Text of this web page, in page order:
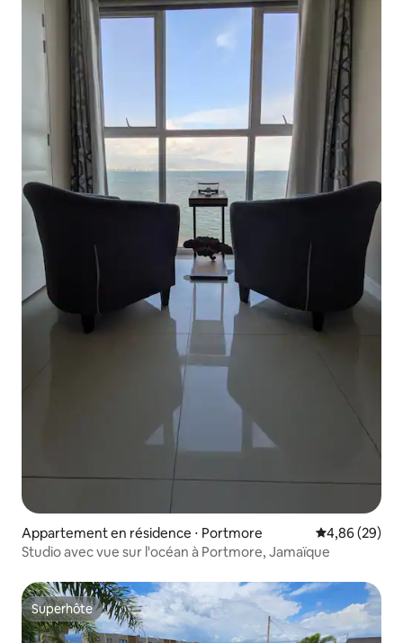
Appartement en résidence ⋅ Portmore Évaluation
4,86 (29)
Studio avec vue sur l'océan à Portmore, Jamaïque
Superhôte
Superhôte